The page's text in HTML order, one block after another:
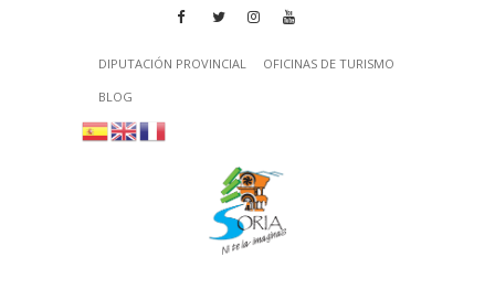
DIPUTACIÓN PROVINCIAL
OFICINAS DE TURISMO
BLOG